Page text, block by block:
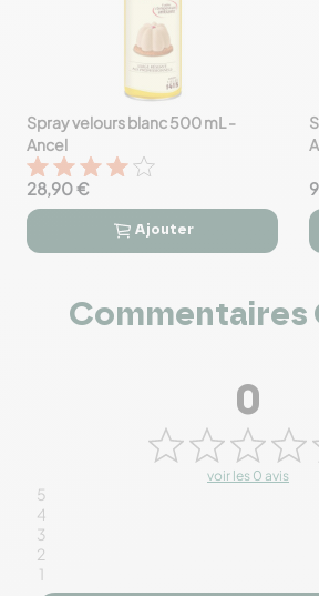
favorite_border
Spray velours blanc 500 mL -
Ancel
28,90 €
 
Ajouter
Commentaires
0
voir les 0 avis
5
4
3
2
1